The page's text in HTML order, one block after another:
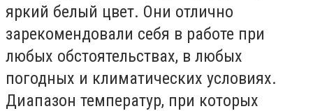
яркий белый цвет. Они отлично
зарекомендовали себя в работе при
любых обстоятельствах, в любых
погодных и климатических условиях.
Диапазон температур, при которых